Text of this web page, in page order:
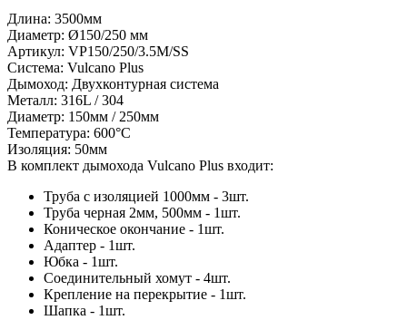
Длина: 3500мм
Диаметр: Ø150/250 мм
Артикул: VP150/250/3.5M/SS
Система: Vulcano Plus
Дымоход: Двухконтурная система
Металл: 316L / 304
Диаметр: 150мм / 250мм
Температура: 600°С
Изоляция: 50мм
В комплект дымохода Vulcano Plus входит:
Труба c изоляцией 1000мм - 3шт.
Труба черная 2мм, 500мм - 1шт.
Коническое окончание - 1шт.
Адаптер - 1шт.
Юбка - 1шт.
Соединительный хомут - 4шт.
Крепление на перекрытие - 1шт.
Шапка - 1шт.